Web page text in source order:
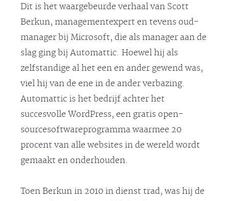
Dit is het waargebeurde verhaal van Scott
Berkun, managementexpert en tevens oud-
manager bij Microsoft, die als manager aan de
slag ging bij Automattic. Hoewel hij als
zelfstandige al het een en ander gewend was,
viel hij van de ene in de ander verbazing.
Automattic is het bedrijf achter het
succesvolle WordPress, een gratis open-
sourcesoftwareprogramma waarmee 20
procent van alle websites in de wereld wordt
gemaakt en onderhouden.
Toen Berkun in 2010 in dienst trad, was hij de